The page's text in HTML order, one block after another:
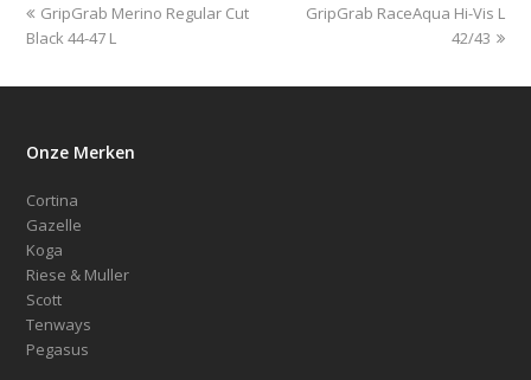
previous
post:
GripGrab Merino Regular Cut
Black 44-47 L
next
GripGrab RaceAqua Hi-Vis L
42/43
Onze Merken
Cortina
Gazelle
Koga
Riese & Muller
Scott
Tenways
Pegasus